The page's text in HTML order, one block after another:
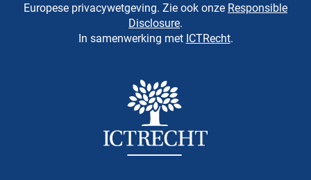
Europese privacywetgeving. Zie ook onze Responsible
Disclosure.
In samenwerking met ICTRecht.